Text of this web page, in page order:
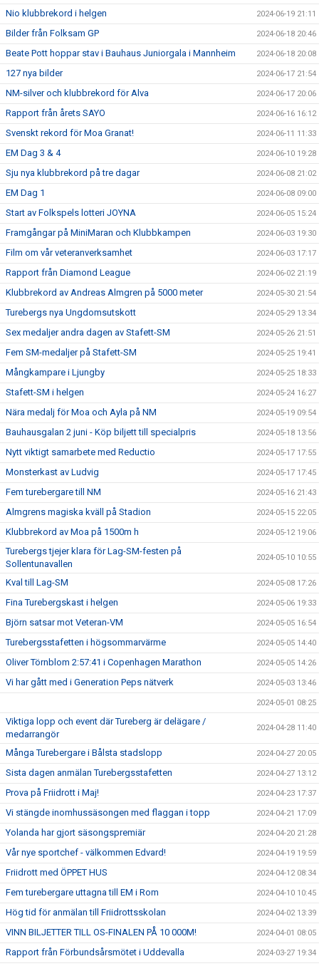
Nio klubbrekord i helgen 2024-06-19 21:11
Bilder från Folksam GP 2024-06-18 20:46
Beate Pott hoppar stav i Bauhaus Juniorgala i Mannheim 2024-06-18 20:08
127 nya bilder 2024-06-17 21:54
NM-silver och klubbrekord för Alva 2024-06-17 20:06
Rapport från årets SAYO 2024-06-16 16:12
Svenskt rekord för Moa Granat! 2024-06-11 11:33
EM Dag 3 & 4 2024-06-10 19:28
Sju nya klubbrekord på tre dagar 2024-06-08 21:02
EM Dag 1 2024-06-08 09:00
Start av Folkspels lotteri JOYNA 2024-06-05 15:24
Framgångar på MiniMaran och Klubbkampen 2024-06-03 19:30
Film om vår veteranverksamhet 2024-06-03 17:17
Rapport från Diamond League 2024-06-02 21:19
Klubbrekord av Andreas Almgren på 5000 meter 2024-05-30 21:54
Turebergs nya Ungdomsutskott 2024-05-29 13:34
Sex medaljer andra dagen av Stafett-SM 2024-05-26 21:51
Fem SM-medaljer på Stafett-SM 2024-05-25 19:41
Mångkampare i Ljungby 2024-05-25 18:33
Stafett-SM i helgen 2024-05-24 16:27
Nära medalj för Moa och Ayla på NM 2024-05-19 09:54
Bauhausgalan 2 juni - Köp biljett till specialpris 2024-05-18 13:56
Nytt viktigt samarbete med Reductio 2024-05-17 17:55
Monsterkast av Ludvig 2024-05-17 17:45
Fem turebergare till NM 2024-05-16 21:43
Almgrens magiska kväll på Stadion 2024-05-15 22:05
Klubbrekord av Moa på 1500m h 2024-05-12 19:06
Turebergs tjejer klara för Lag-SM-festen på
Sollentunavallen
2024-05-10 10:55
Kval till Lag-SM 2024-05-08 17:26
Fina Turebergskast i helgen 2024-05-06 19:33
Björn satsar mot Veteran-VM 2024-05-05 16:54
Turebergsstafetten i högsommarvärme 2024-05-05 14:40
Oliver Törnblom 2:57:41 i Copenhagen Marathon 2024-05-05 14:26
Vi har gått med i Generation Peps nätverk 2024-05-03 13:46
2024-05-01 08:25
Viktiga lopp och event där Tureberg är delägare /
medarrangör
2024-04-28 11:40
Många Turebergare i Bålsta stadslopp 2024-04-27 20:05
Sista dagen anmälan Turebergsstafetten 2024-04-27 13:12
Prova på Friidrott i Maj! 2024-04-23 17:37
Vi stängde inomhussäsongen med flaggan i topp 2024-04-21 17:09
Yolanda har gjort säsongspremiär 2024-04-20 21:28
Vår nye sportchef - välkommen Edvard! 2024-04-19 19:59
Friidrott med ÖPPET HUS 2024-04-12 08:34
Fem turebergare uttagna till EM i Rom 2024-04-10 10:45
Hög tid för anmälan till Friidrottsskolan 2024-04-02 13:39
VINN BILJETTER TILL OS-FINALEN PÅ 10 000M! 2024-04-01 08:05
Rapport från Förbundsårsmötet i Uddevalla 2024-03-27 19:34